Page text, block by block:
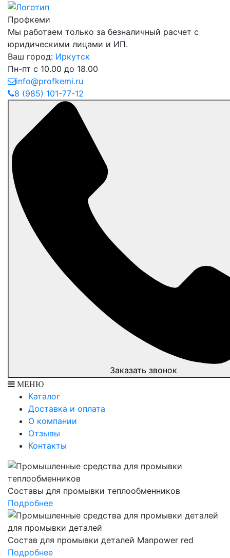
Профкеми
Мы работаем только за безналичный расчет с
юридическими лицами и ИП.
Ваш город: Иркутск
Пн-пт с 10.00 до 18.00
info@profkemi.ru
8 (985) 101-77-12
Заказать звонок
МЕНЮ
Каталог
Доставка и оплата
О компании
Отзывы
Контакты
Составы для промывки теплообменников
Подробнее
Состав для промывки деталей Manpower red
Подробнее